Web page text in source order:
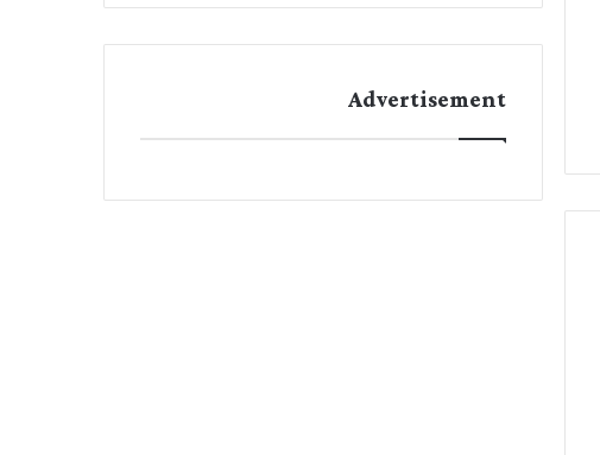
Advertisement